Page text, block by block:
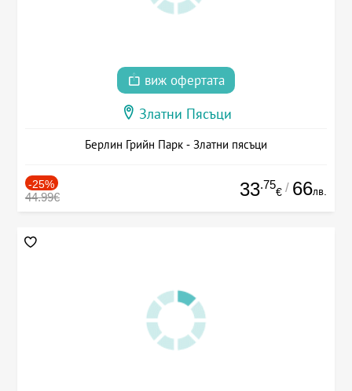
виж офертата
Златни Пясъци
Берлин Грийн Парк - Златни пясъци
-25%
44.99€ 33.75
€ / 66лв.